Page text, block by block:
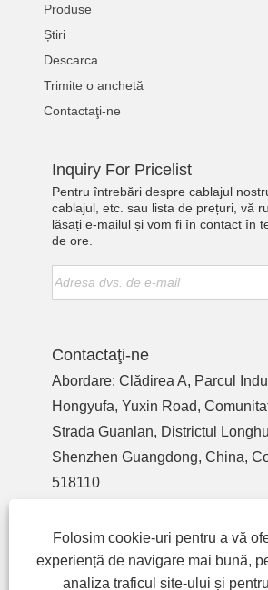
Produse
Știri
Descarca
Trimite o anchetă
Contactaţi-ne
Inquiry For Pricelist
Pentru întrebări despre cablajul
cablajul, etc. sau lista de prețuri, vă
lăsați e-mailul și vom fi în contact în
de ore.
Contactaţi-ne
Abordare: Clădirea A, Parcul
Hongyufa, Yuxin Road,
Strada Guanlan, Districtul
Shenzhen Guangdong, China,
518110
Telefon:+86-13713718026
E-mail:wzl@szydr.com
Folosim cookie-uri pentru a vă
experiență de navigare mai bună,
analiza traficul site-ului și